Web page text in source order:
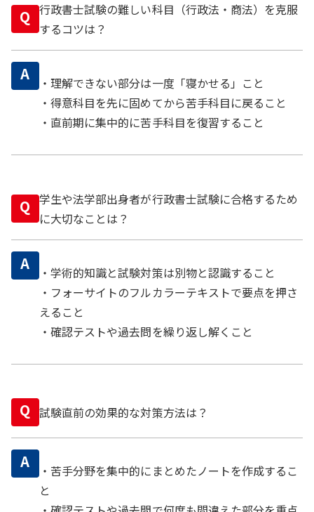
Q 行政書士試験の難しい科目（行政法・商法）を克服
するコツは？
A
・理解できない部分は一度「寝かせる」こと
・得意科目を先に固めてから苦手科目に戻ること
・直前期に集中的に苦手科目を復習すること
Q 学生や法学部出身者が行政書士試験に合格するため
に大切なことは？
A
・学術的知識と試験対策は別物と認識すること
・フォーサイトのフルカラーテキストで要点を押さ
えること
・確認テストや過去問を繰り返し解くこと
Q 試験直前の効果的な対策方法は？
A
・苦手分野を集中的にまとめたノートを作成するこ
と